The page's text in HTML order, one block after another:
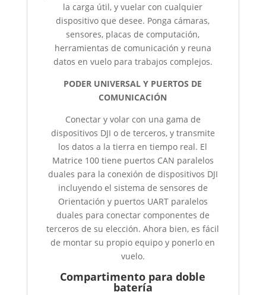
la carga útil, y vuelar con cualquier
dispositivo que desee. Ponga cámaras,
sensores, placas de computación,
herramientas de comunicación y reuna
datos en vuelo para trabajos complejos.
PODER UNIVERSAL Y PUERTOS DE
COMUNICACIÓN
Conectar y volar con una gama de
dispositivos DJI o de terceros, y transmite
los datos a la tierra en tiempo real. El
Matrice 100 tiene puertos CAN paralelos
duales para la conexión de dispositivos DJI
incluyendo el sistema de sensores de
Orientación y puertos UART paralelos
duales para conectar componentes de
terceros de su elección. Ahora bien, es fácil
de montar su propio equipo y ponerlo en
vuelo.
Compartimento para doble
batería